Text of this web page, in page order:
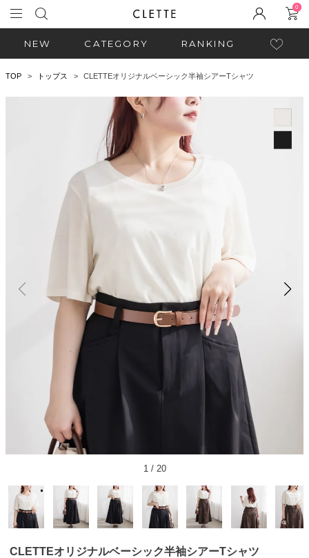
0
NEW CATEGORY RANKING
TOP トップス CLETTEオリジナルベーシック半袖シアーTシャツ
1/ 20
CLETTEオリジナルベーシック半袖シアーTシャツ